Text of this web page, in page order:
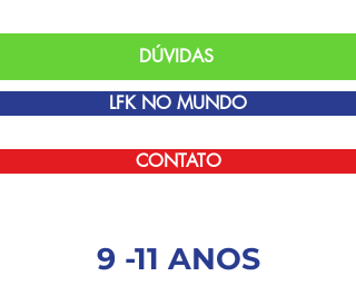
DÚVIDAS
LFK NO MUNDO
CONTATO
9 -11 ANOS